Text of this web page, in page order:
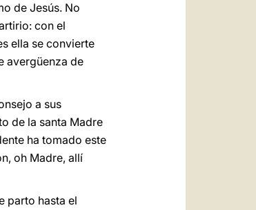
de Jesús. No
con el
ella se convierte
avergüenza de
a sus
de la santa Madre
ha tomado este
oh Madre, allí
parto hasta el